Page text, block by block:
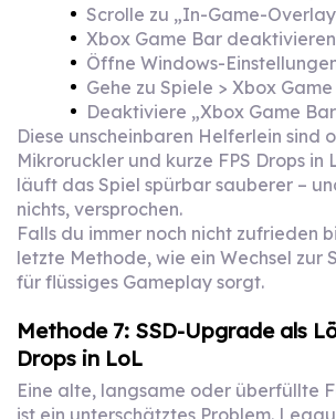
Scrolle zu „In-Game-
Xbox Game Bar
Öffne Windows-
Gehe zu Spiele > Xbox
Deaktiviere „Xbox Game
Diese unscheinbaren Helferlein sind
Mikroruckler und kurze FPS Drops in
läuft das Spiel spürbar sauberer –
nichts, versprochen.
Falls du immer noch nicht zufrieden
letzte Methode, wie ein Wechsel zur
für flüssiges Gameplay sorgt.
Methode 7: SSD-Upgrade als
Drops in LoL
Eine alte, langsame oder überfüllte